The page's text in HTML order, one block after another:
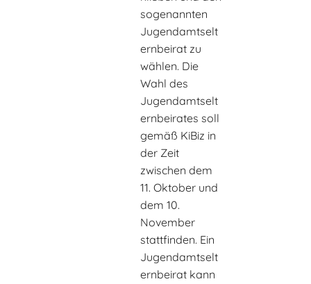
sogenannten
Jugendamtselt
ernbeirat zu
wählen. Die
Wahl des
Jugendamtselt
ernbeirates soll
gemäß KiBiz in
der Zeit
zwischen dem
11. Oktober und
dem 10.
November
stattfinden. Ein
Jugendamtselt
ernbeirat kann